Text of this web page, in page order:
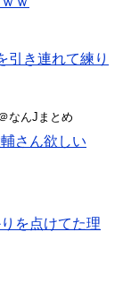
引き連れて練り
なんJまとめ
さん欲しい
を点けてた理